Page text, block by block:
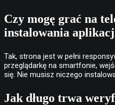
Czy mogę grać na
instalowania
Tak, strona jest w pełni
przeglądarkę na smartfonie,
się. Nie musisz niczego
Jak długo trwa